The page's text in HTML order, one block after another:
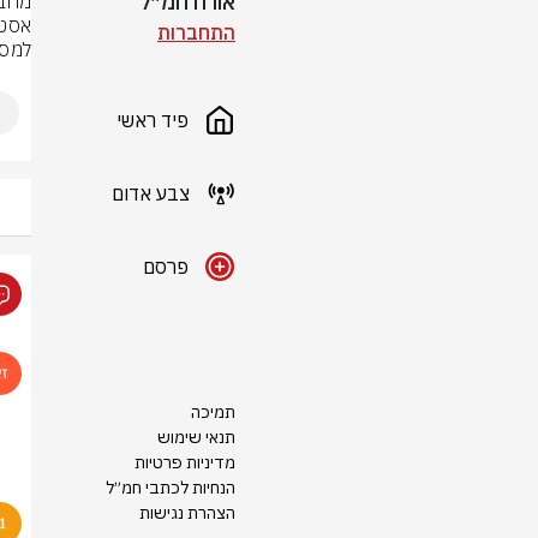
התחברות
פיד ראשי
צבע אדום
פרסם
תמיכה
תנאי שימוש
מדיניות פרטיות
הנחיות לכתבי חמ״ל
הצהרת נגישות